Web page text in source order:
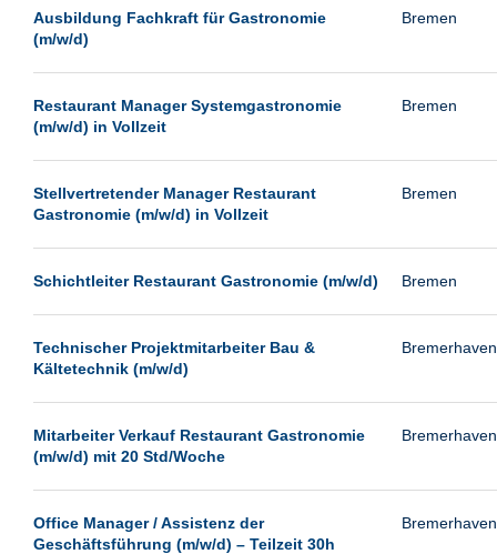
Viernheim
Wetzlar
Wust/Brandenburg
Ausbildung Fachkraft für Gastronomie
(m/w/d)
Bremen
Restaurant Manager Systemgastronomie
(m/w/d) in Vollzeit
Bremen
Stellvertretender Manager Restaurant
Gastronomie (m/w/d) in Vollzeit
Bremen
Schichtleiter Restaurant Gastronomie (m/w/d) Bremen
Technischer Projektmitarbeiter Bau &
Kältetechnik (m/w/d)
Bremerhaven
Mitarbeiter Verkauf Restaurant Gastronomie
(m/w/d) mit 20 Std/Woche
Bremerhaven
Office Manager / Assistenz der
Geschäftsführung (m/w/d) – Teilzeit 30h
Bremerhaven